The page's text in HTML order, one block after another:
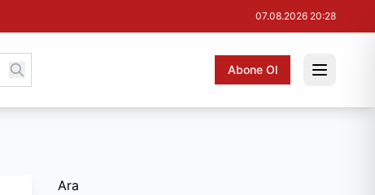
07.08.2026 20:28
Abone Ol
Ara